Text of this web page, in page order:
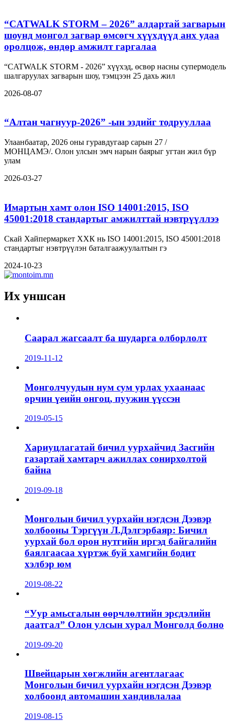
“CATWALK STORM – 2026” алдартай загварын
шоунд монгол загвар өмсөгч хүүхдүүд анх удаа
оролцож, өндөр амжилт гаргалаа
“CATWALK STORM - 2026” хүүхэд, өсвөр насны супермодель
шалгаруулах загварын шоу, тэмцээн 25 дахь жил
2026-08-07
“Алтан чагнуур-2026” -ын эздийг тодрууллаа
Улаанбаатар, 2026 оны гуравдугаар сарын 27 /
МОНЦАМЭ/. Олон улсын эмч нарын баярыг угтан жил бүр
улам
2026-03-27
Имартын хамт олон ISO 14001:2015, ISO
45001:2018 стандартыг амжилттай нэвтрүүллээ
Скай Хайпермаркет ХХК нь ISO 14001:2015, ISO 45001:2018
стандартыг нэвтрүүлэн баталгаажуулалтын гэ
2024-10-23
Их уншсан
Саарал жагсаалт ба шударга олборлолт
2019-11-12
Монголчуудын нум сум урлах ухаанаас
орчин үеийн онгоц, пуужин үүссэн
2019-05-15
Хариуцлагатай бичил уурхайчид Засгийн
газартай хамтарч ажиллах сонирхолтой
байна
2019-09-18
Монголын бичил уурхайн нэгдсэн Дээвэр
холбооны Тэргүүн Л.Дэлгэрбаяр: Бичил
уурхай бол орон нутгийн иргэд байгалийн
баялгаасаа хүртэж буй хамгийн бодит
хэлбэр юм
2019-08-22
“Уур амьсгалын өөрчлөлтийн эрсдэлийн
даатгал” Олон улсын хурал Монголд болно
2019-09-20
Швейцарын хөгжлийн агентлагаас
Монголын бичил уурхайн нэгдсэн Дээвэр
холбоонд автомашин хандивлалаа
2019-08-15